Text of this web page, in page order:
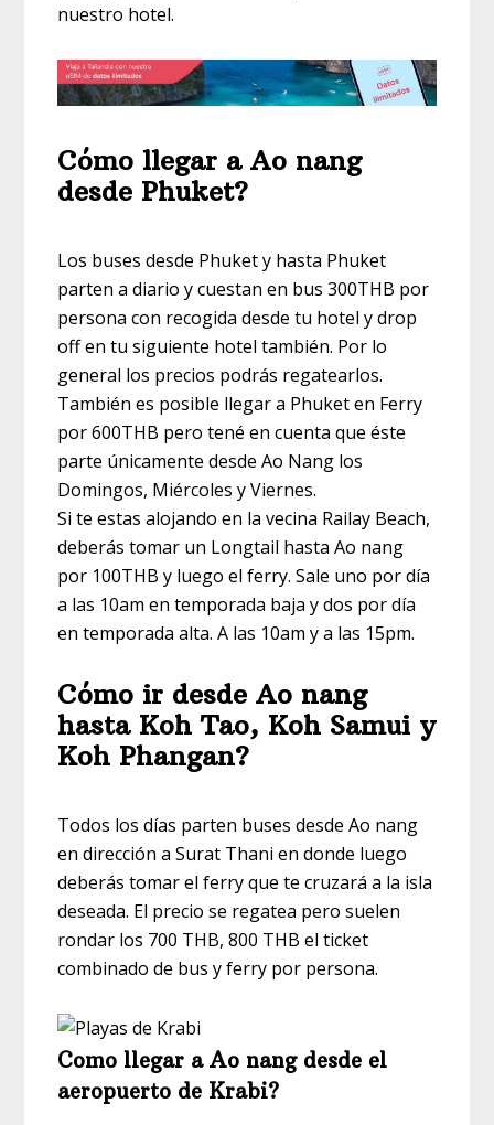
nuestro hotel.
Cómo llegar a Ao nang
desde Phuket?
Los buses desde Phuket y hasta Phuket
parten a diario y cuestan en bus 300THB por
persona con recogida desde tu hotel y drop
off en tu siguiente hotel también. Por lo
general los precios podrás regatearlos.
También es posible llegar a Phuket en Ferry
por 600THB pero tené en cuenta que éste
parte únicamente desde Ao Nang los
Domingos, Miércoles y Viernes.
Si te estas alojando en la vecina Railay Beach,
deberás tomar un Longtail hasta Ao nang
por 100THB y luego el ferry. Sale uno por día
a las 10am en temporada baja y dos por día
en temporada alta. A las 10am y a las 15pm.
Cómo ir desde Ao nang
hasta Koh Tao, Koh Samui y
Koh Phangan?
Todos los días parten buses desde Ao nang
en dirección a Surat Thani en donde luego
deberás tomar el ferry que te cruzará a la isla
deseada. El precio se regatea pero suelen
rondar los 700 THB, 800 THB el ticket
combinado de bus y ferry por persona.
Como llegar a Ao nang desde el
aeropuerto de Krabi?